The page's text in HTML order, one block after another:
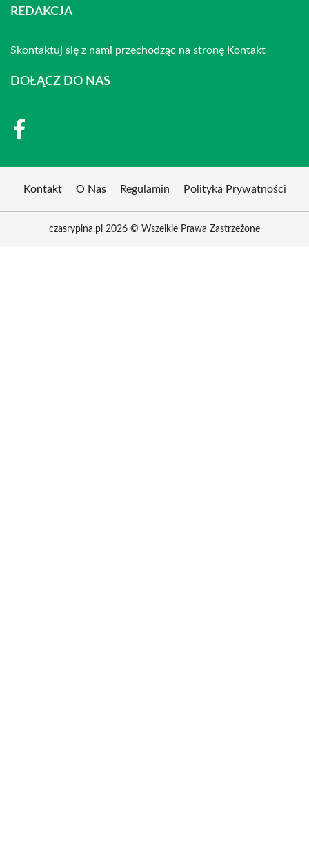
REDAKCJA
Skontaktuj się z nami przechodząc na stronę Kontakt
DOŁĄCZ DO NAS
Kontakt O Nas Regulamin Polityka Prywatności
czasrypina.pl 2026 © Wszelkie Prawa Zastrzeżone